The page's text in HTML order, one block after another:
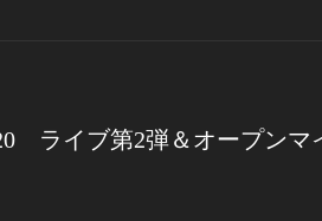
ライブ第2弾＆オープンマ